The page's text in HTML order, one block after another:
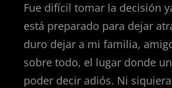
Fue difícil tomar la decisión
está preparado para dejar
duro dejar a mi familia,
sobre todo, el lugar donde
poder decir adiós. Ni